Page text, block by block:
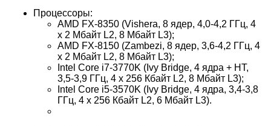
Процессоры:
AMD FX-8350 (Vishera, 8 ядер, 4,0-4,2 ГГц, 4
x 2 Мбайт L2, 8 Мбайт L3);
AMD FX-8150 (Zambezi, 8 ядер, 3,6-4,2 ГГц, 4
x 2 Мбайт L2, 8 Мбайт L3);
Intel Core i7-3770K (Ivy Bridge, 4 ядра + HT,
3,5-3,9 ГГц, 4 x 256 Кбайт L2, 8 Мбайт L3);
Intel Core i5-3570K (Ivy Bridge, 4 ядра, 3,4-3,8
ГГц, 4 x 256 Кбайт L2, 6 Мбайт L3).